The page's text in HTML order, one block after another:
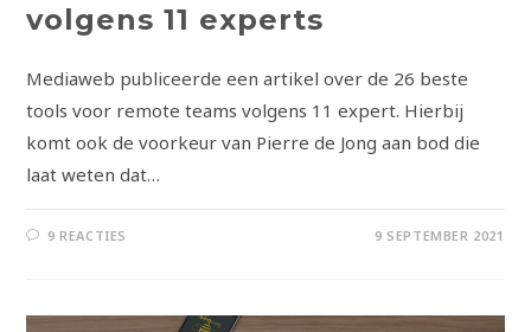
volgens 11 experts
Mediaweb publiceerde een artikel over de 26 beste
tools voor remote teams volgens 11 expert. Hierbij
komt ook de voorkeur van Pierre de Jong aan bod die
laat weten dat…
9 REACTIES 9 SEPTEMBER 2021